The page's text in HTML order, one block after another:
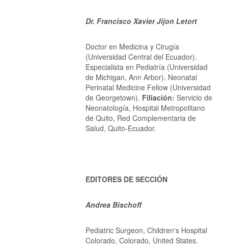
Dr. Francisco Xavier Jijon Letort
Doctor en Medicina y Cirugía
(Universidad Central del Ecuador).
Especialista en Pediatría (Universidad
de Michigan, Ann Arbor). Neonatal
Perinatal Medicine Fellow (Universidad
de Georgetown). Filiación: Servicio de
Neonatología, Hospital Metropolitano
de Quito, Red Complementaria de
Salud, Quito-Ecuador.
EDITORES DE SECCIÓN
Andrea Bischoff
Pediatric Surgeon, Children's Hospital
Colorado, Colorado, United States.